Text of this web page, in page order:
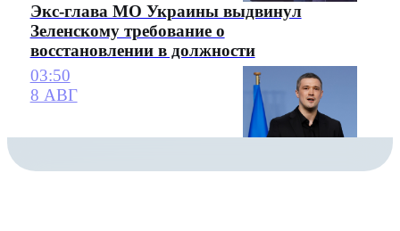
Экс-глава МО Украины выдвинул
Зеленскому требование о
восстановлении в должности
03:50
8 АВГ